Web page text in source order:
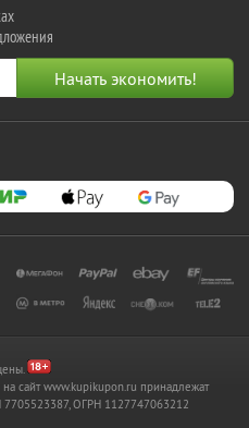
сайт www.kupikupon.ru принадлежат
ОГРН 1127747063212